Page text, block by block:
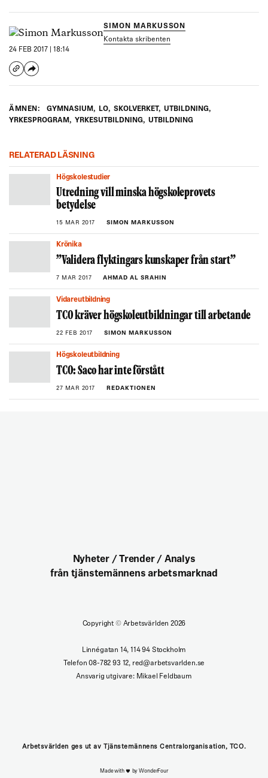
SIMON MARKUSSON
Kontakta skribenten
24 FEB 2017 | 18:14
ÄMNEN: GYMNASIUM, LO, SKOLVERKET, UTBILDNING,
YRKESPROGRAM, YRKESUTBILDNING, UTBILDNING
RELATERAD LÄSNING
Högskolestudier
Utredning vill minska högskoleprovets
betydelse
15 MAR 2017 SIMON MARKUSSON
Krönika
”Validera flyktingars kunskaper från start”
7 MAR 2017 AHMAD AL SRAHIN
Vidareutbildning
TCO kräver högskoleutbildningar till arbetande
22 FEB 2017 SIMON MARKUSSON
Högskoleutbildning
TCO: Saco har inte förstått
27 MAR 2017 REDAKTIONEN
Nyheter / Trender / Analys
från tjänstemännens arbetsmarknad
Copyright ©Arbetsvärlden 2026
Linnégatan 14, 114 94 Stockholm
Telefon 08-782 93 12, red@arbetsvarlden.se
Ansvarig utgivare: Mikael Feldbaum
Arbetsvärlden ges ut av Tjänstemännens Centralorganisation, TCO.
Made with by WonderFour